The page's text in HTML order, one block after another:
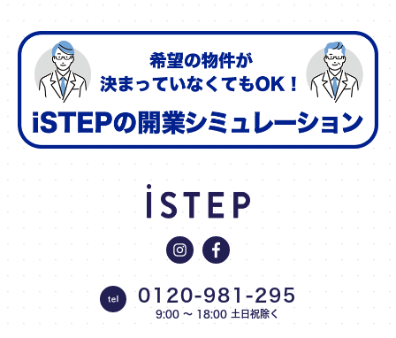
0120-981-295
9:00 〜 18:00 土日祝除く